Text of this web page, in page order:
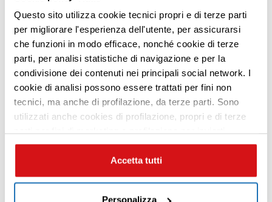
Questo sito utilizza cookie tecnici propri e di terze parti
per migliorare l'esperienza dell'utente, per assicurarsi
che funzioni in modo efficace, nonché cookie di terze
parti, per analisi statistiche di navigazione e per la
condivisione dei contenuti nei principali social network. I
cookie di analisi possono essere trattati per fini non
tecnici, ma anche di profilazione, da terze parti. Sono
utilizzati anche cookies di profilazione, propri e di terze
contenuti mirati sulle tue preferenze e i tuoi interessi. Se
CHIUDI questo banner, saranno utilizzati soltanto
cookies tecnici. Seleziona i pulsanti sottostanti per
Accetta tutti
Personalizza
Premi INVIO per cercare o ESC per uscire